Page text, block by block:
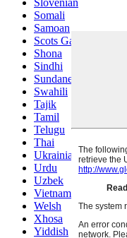
Somali
Samoan
Scots Gaelic
Shona
Sindhi
Sundanese
Swahili
Tajik
Tamil
Telugu
Thai
Ukrainian
Urdu
Uzbek
Vietnamese
Welsh
Xhosa
Yiddish